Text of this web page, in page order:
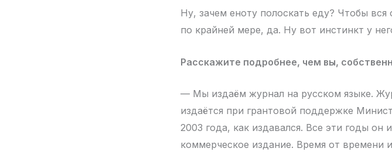
Ну, зачем еноту полоскать еду? Чтобы вся
по крайней мере, да. Ну вот инстинкт у
Расскажите подробнее, чем вы,
— Мы издаём журнал на русском языке.
издаётся при грантовой поддержке
2003 года, как издавался. Все эти годы
коммерческое издание. Время от времени